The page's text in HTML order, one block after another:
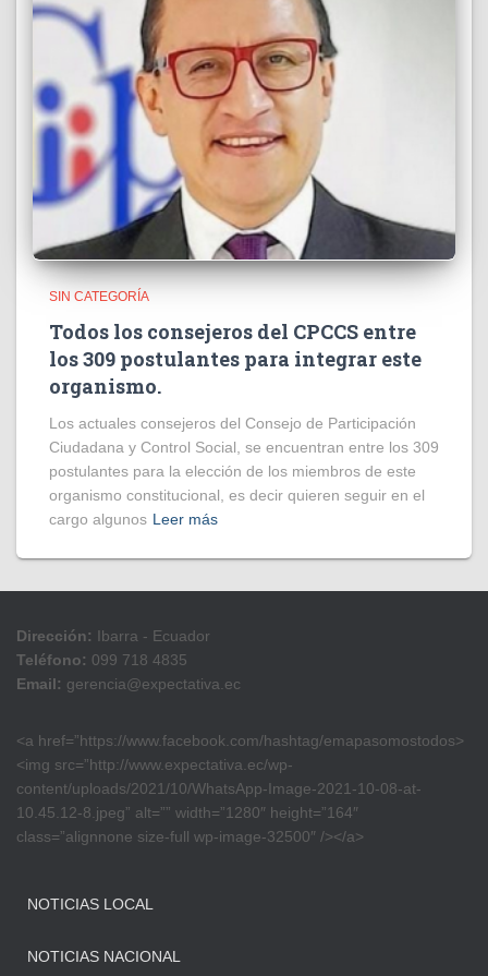
SIN CATEGORÍA
Todos los consejeros del CPCCS entre
los 309 postulantes para integrar este
organismo.
Los actuales consejeros del Consejo de Participación
Ciudadana y Control Social, se encuentran entre los 309
postulantes para la elección de los miembros de este
organismo constitucional, es decir quieren seguir en el
cargo algunos Leer más
Dirección: Ibarra - Ecuador
Teléfono: 099 718 4835
Email: gerencia@expectativa.ec
<a href=”https://www.facebook.com/hashtag/emapasomostodos>
<img src=”http://www.expectativa.ec/wp-
content/uploads/2021/10/WhatsApp-Image-2021-10-08-at-
10.45.12-8.jpeg” alt=”” width=”1280″ height=”164″
class=”alignnone size-full wp-image-32500″ /></a>
NOTICIAS LOCAL
NOTICIAS NACIONAL